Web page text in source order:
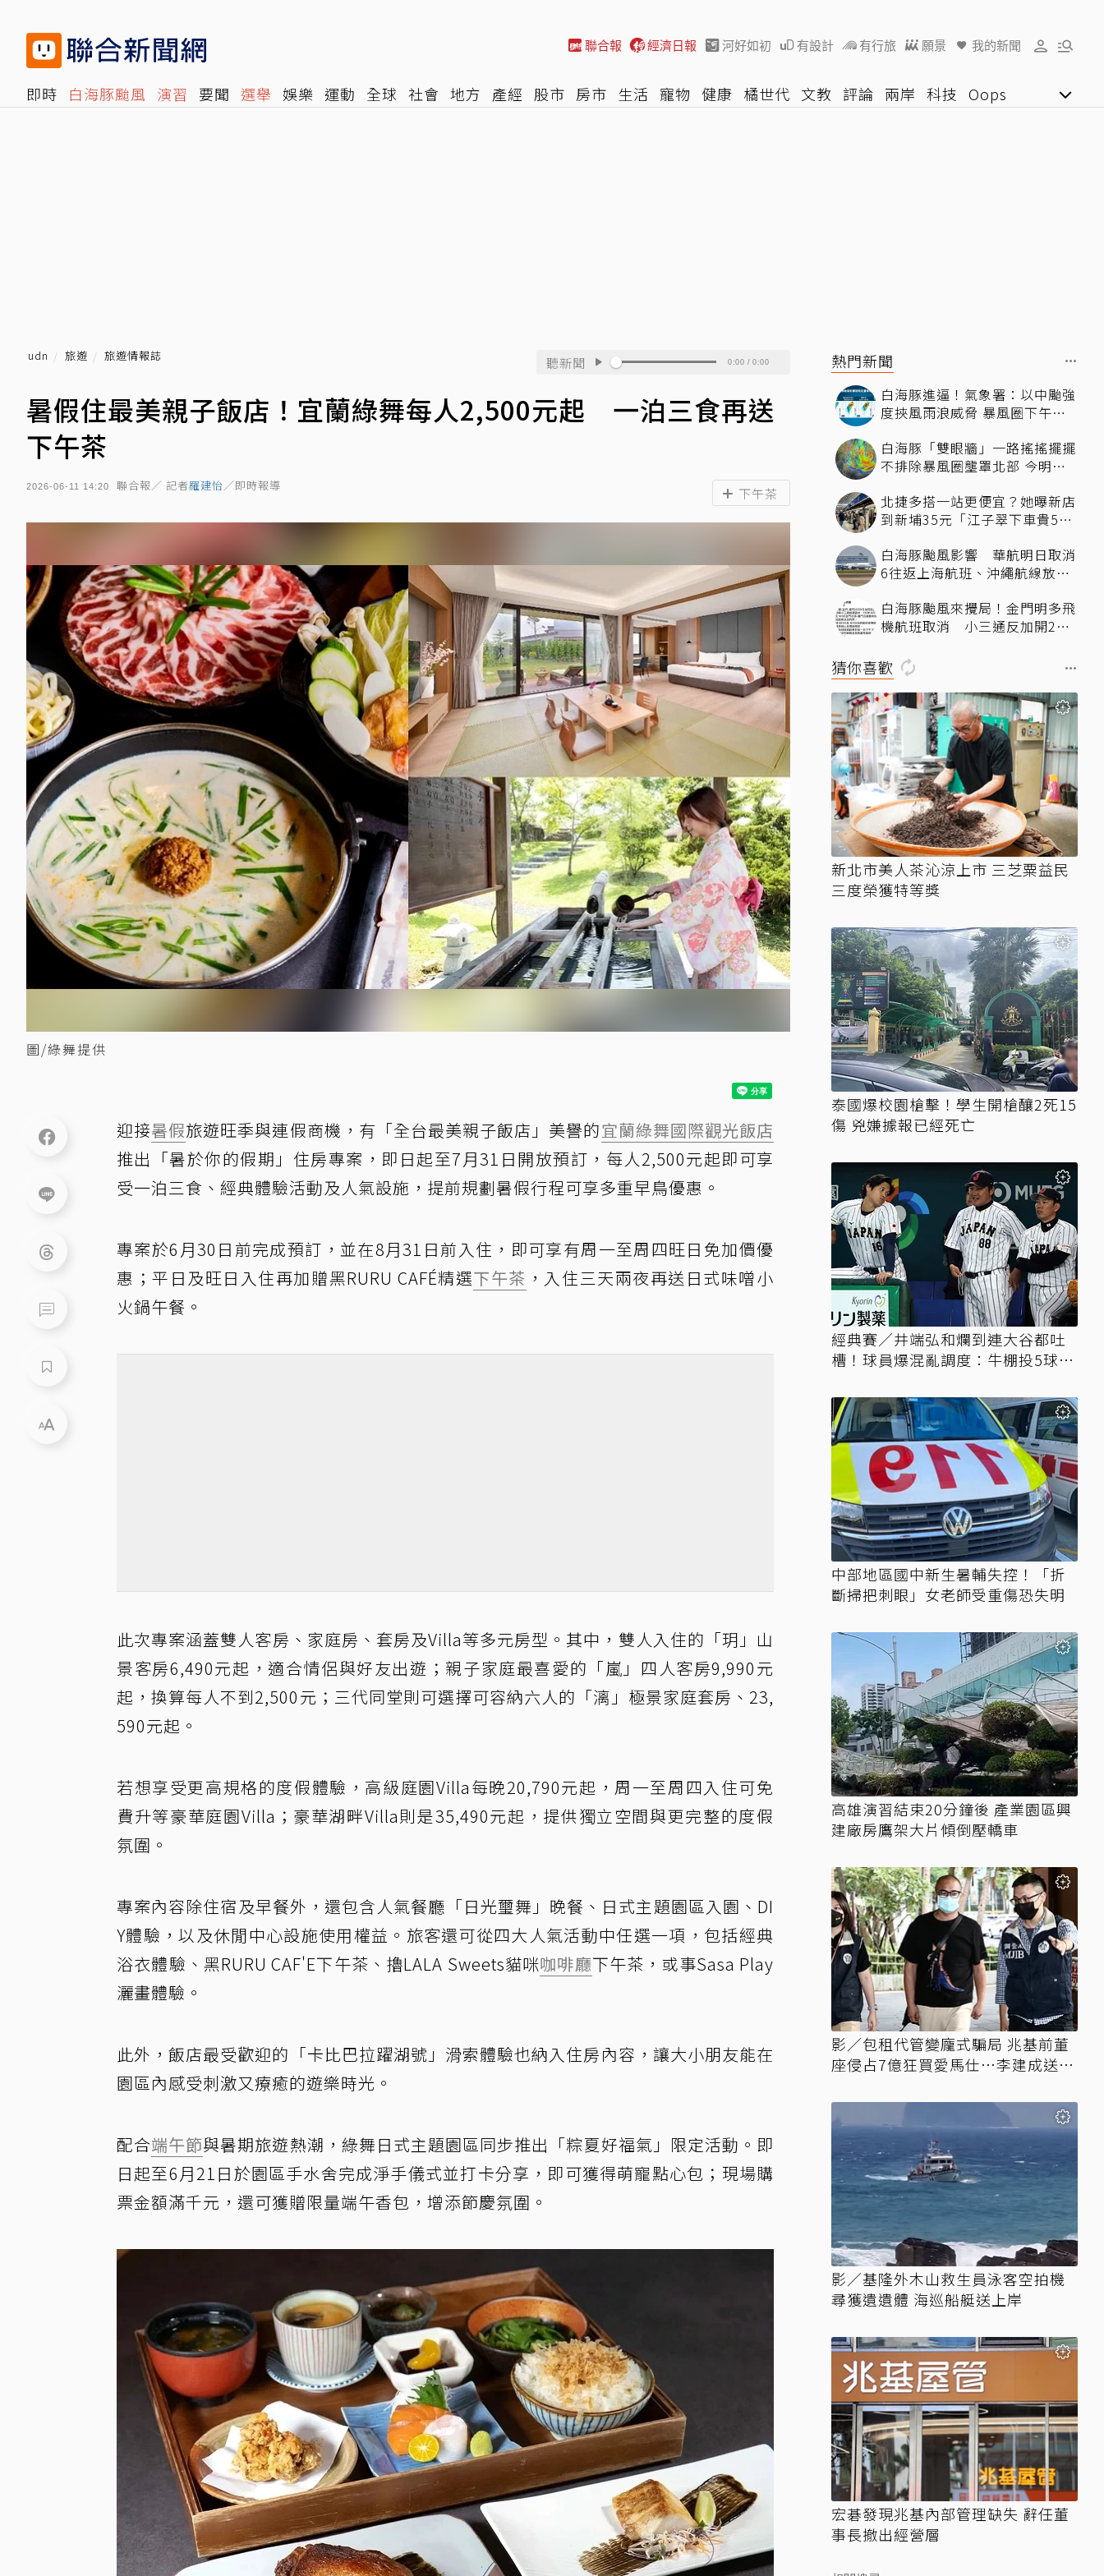
聯合報 經濟日報 河好如初 有設計 有行旅 願景 我的新聞
即時 白海豚颱風 演習 要聞 選舉 娛樂 運動 全球 社會 地方 產經 股市 房市 生活 寵物 健康 橘世代 文教 評論 兩岸 科技 Oops
udn 旅遊 旅遊情報誌 聽新聞 0:00 / 0:00
暑假住最美親子飯店！宜蘭綠舞每人2,500元起 一泊三食再送
下午茶
2026-06-11 14:20 聯合報／ 記者羅建怡／即時報導 下午茶
圖/綠舞提供
迎接暑假旅遊旺季與連假商機，有「全台最美親子飯店」美譽的宜蘭綠舞國際觀光飯店
推出「暑於你的假期」住房專案，即日起至7月31日開放預訂，每人2,500元起即可享
受一泊三食、經典體驗活動及人氣設施，提前規劃暑假行程可享多重早鳥優惠。
專案於6月30日前完成預訂，並在8月31日前入住，即可享有周一至周四旺日免加價優
惠；平日及旺日入住再加贈黑RURU CAFÉ精選下午茶 ，入住三天兩夜再送日式味噌小
火鍋午餐。
此次專案涵蓋雙人客房、家庭房、套房及Villa等多元房型。其中，雙人入住的「玥」山
景客房6,490元起，適合情侶與好友出遊；親子家庭最喜愛的「嵐」四人客房9,990元
起，換算每人不到2,500元；三代同堂則可選擇可容納六人的「漓」極景家庭套房、23,
590元起。
若想享受更高規格的度假體驗，高級庭園Villa每晚20,790元起，周一至周四入住可免
費升等豪華庭園Villa；豪華湖畔Villa則是35,490元起，提供獨立空間與更完整的度假
氛圍。
專案內容除住宿及早餐外，還包含人氣餐廳「日光璽舞」晚餐、日式主題園區入園、DI
Y體驗，以及休閒中心設施使用權益。旅客還可從四大人氣活動中任選一項，包括經典
浴衣體驗、黑RURU CAF'E下午茶、擼LALA Sweets貓咪咖啡廳下午茶，或事Sasa Play
灑畫體驗。
此外，飯店最受歡迎的「卡比巴拉躍湖號」滑索體驗也納入住房內容，讓大小朋友能在
園區內感受刺激又療癒的遊樂時光。
配合端午節與暑期旅遊熱潮，綠舞日式主題園區同步推出「粽夏好福氣」限定活動。即
日起至6月21日於園區手水舍完成淨手儀式並打卡分享，即可獲得萌寵點心包；現場購
票金額滿千元，還可獲贈限量端午香包，增添節慶氛圍。
熱門新聞
白海豚進逼！氣象署：以中颱強
度挾風雨浪威脅 暴風圈下午影
白海豚「雙眼牆」一路搖搖擺擺
不排除暴風圈壟罩北部 今明最
北捷多搭一站更便宜？她曝新店
到新埔35元「江子翠下車貴5
白海豚颱風影響 華航明日取消
6往返上海航班、沖繩航線放大
白海豚颱風來攪局！金門明多飛
機航班取消 小三通反加開2班
猜你喜歡
新北市美人茶沁涼上市 三芝粟益民
三度榮獲特等獎
泰國爆校園槍擊！學生開槍釀2死15
傷 兇嫌據報已經死亡
經典賽／井端弘和爛到連大谷都吐
槽！球員爆混亂調度：牛棚投5球就
中部地區國中新生暑輔失控！「折
斷掃把刺眼」女老師受重傷恐失明
高雄演習結束20分鐘後 產業園區興
建廠房鷹架大片傾倒壓轎車
影／包租代管變龐式騙局 兆基前董
座侵占7億狂買愛馬仕…李建成送北
影／基隆外木山救生員泳客空拍機
尋獲遺遺體 海巡船艇送上岸
宏碁發現兆基內部管理缺失 辭任董
事長撤出經營層